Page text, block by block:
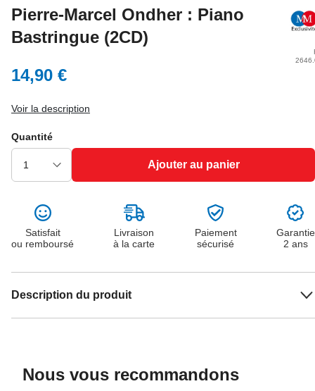
Pierre-Marcel Ondher : Piano
Bastringue (2CD)
14,90 €
Voir la description
Quantité
Ajouter au panier
Satisfait
ou remboursé
Livraison
à la carte
Paiement
sécurisé
Garantie
2 ans
Description du produit
Nous vous recommandons